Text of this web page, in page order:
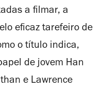
a filmar, a
eficaz tarefeiro de
o título indica,
de jovem Han
e Lawrence